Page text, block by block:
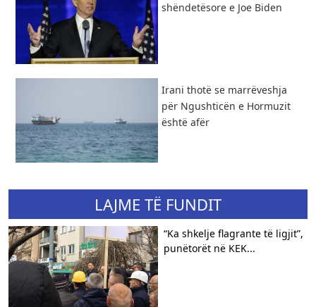
shëndetësore e Joe Biden
Irani thotë se marrëveshja
për Ngushticën e Hormuzit
është afër
LAJME TË FUNDIT
“Ka shkelje flagrante të ligjit”,
punëtorët në KEK...